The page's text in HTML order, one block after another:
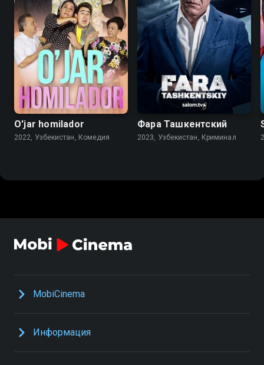
O'jar homilador
2022, Узбекистан, Комедия
Фара Ташкентский
2023, Узбекистан, Криминал
MobiCinema
Информация